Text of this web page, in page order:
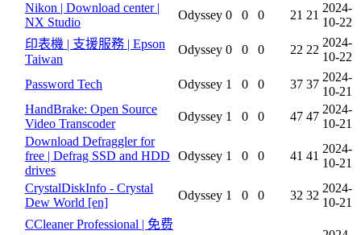
Nikon | Download center |
NX Studio
Odyssey 0 0 0 21 21
2024-
10-22
印表機 | 支援服務 | Epson
Taiwan
Odyssey 0 0 0 22 22
2024-
10-22
Password Tech
Odyssey 1 0 0 37 37
2024-
10-21
HandBrake: Open Source
Video Transcoder
Odyssey 1 0 0 47 47
2024-
10-21
Download Defraggler for
free | Defrag SSD and HDD
drives
Odyssey 1 0 0 41 41
2024-
10-21
CrystalDiskInfo - Crystal
Dew World [en]
Odyssey 1 0 0 32 32
2024-
10-21
CCleaner Professional | 免费